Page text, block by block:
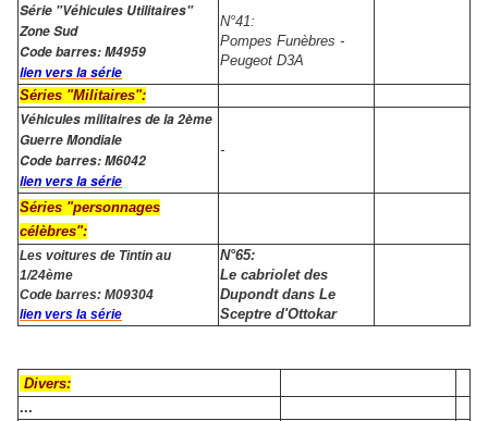
Série "Véhicules Utilitaires"
Zone Sud
Code barres: M4959
lien vers la série
N°41:
Pompes Funèbres -
Peugeot D3A
Séries "Militaires":
Véhicules militaires de la 2ème
Guerre Mondiale
Code barres: M6042
lien vers la série
-
Séries "personnages
célèbres":
Les voitures de Tintin au
1/24ème
Code barres: M09304
lien vers la série
N°65:
Le cabriolet des
Dupondt dans Le
Sceptre d'Ottokar
Divers:
...